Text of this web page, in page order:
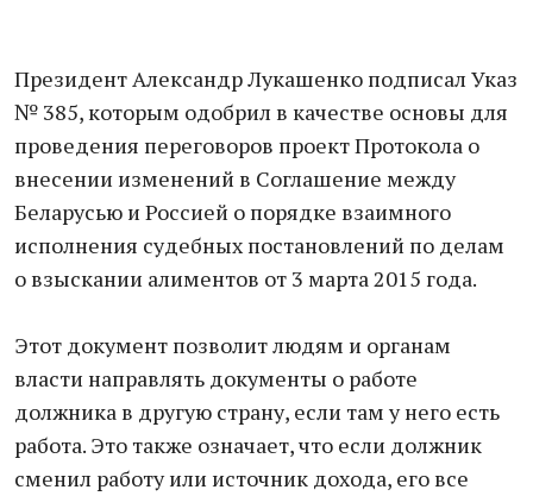
Президент Александр Лукашенко подписал Указ
№ 385, которым одобрил в качестве основы для
проведения переговоров проект Протокола о
внесении изменений в Соглашение между
Беларусью и Россией о порядке взаимного
исполнения судебных постановлений по делам
о взыскании алиментов от 3 марта 2015 года.
Этот документ позволит людям и органам
власти направлять документы о работе
должника в другую страну, если там у него есть
работа. Это также означает, что если должник
сменил работу или источник дохода, его все